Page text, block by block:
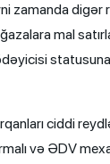
zamanda
mal
ciddi
və ƏDV